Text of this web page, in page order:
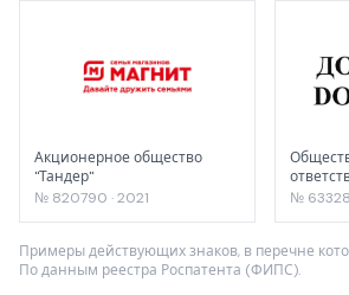
Акционерное общество
"Тандер"
№ 820790 · 2021
импэкс"
№
Примеры действующих знаков, в перечне
По данным реестра Роспатента (ФИПС).